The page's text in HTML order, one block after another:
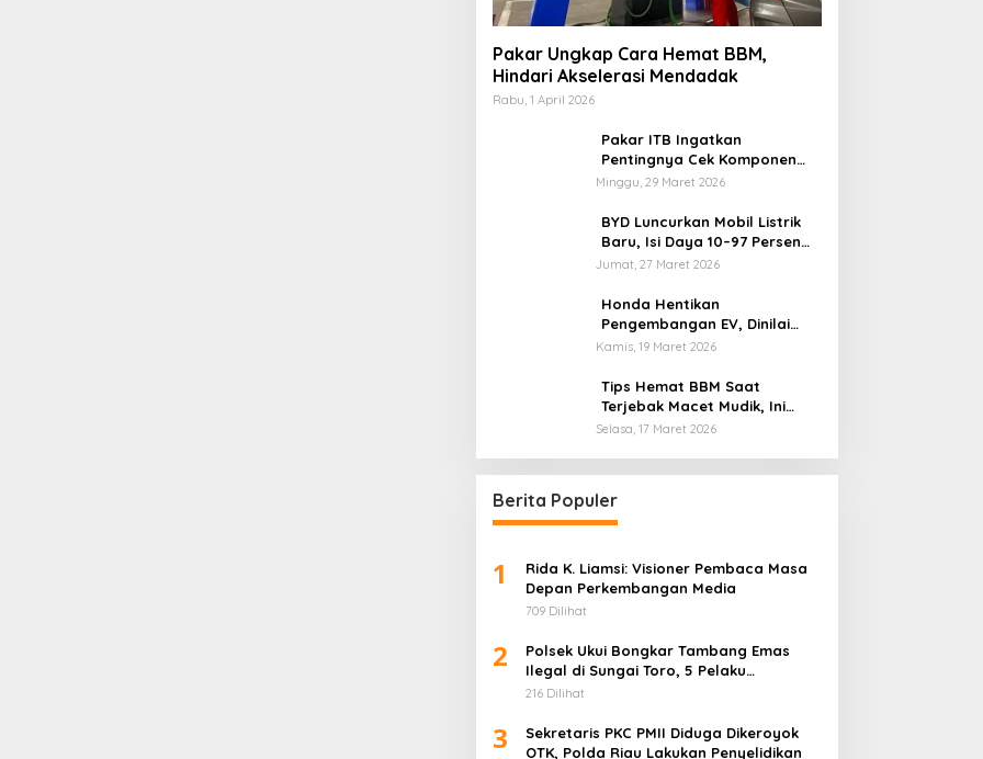
Pakar Ungkap Cara Hemat BBM,
Hindari Akselerasi Mendadak
Rabu, 1 April 2026
Pakar ITB Ingatkan
Pentingnya Cek Komponen
Kendaraan Usai Mudik
Minggu, 29 Maret 2026
BYD Luncurkan Mobil Listrik
Baru, Isi Daya 10–97 Persen
Hanya 9 Menit
Jumat, 27 Maret 2026
Honda Hentikan
Pengembangan EV, Dinilai
Kian Tertinggal di Industri
Kamis, 19 Maret 2026
Tips Hemat BBM Saat
Terjebak Macet Mudik, Ini
Saran Pakar ITB
Selasa, 17 Maret 2026
Berita Populer
1
Rida K. Liamsi: Visioner Pembaca Masa
Depan Perkembangan Media
709 Dilihat
2
Polsek Ukui Bongkar Tambang Emas
Ilegal di Sungai Toro, 5 Pelaku
Diamankan
216 Dilihat
3
Sekretaris PKC PMII Diduga Dikeroyok
OTK, Polda Riau Lakukan Penyelidikan